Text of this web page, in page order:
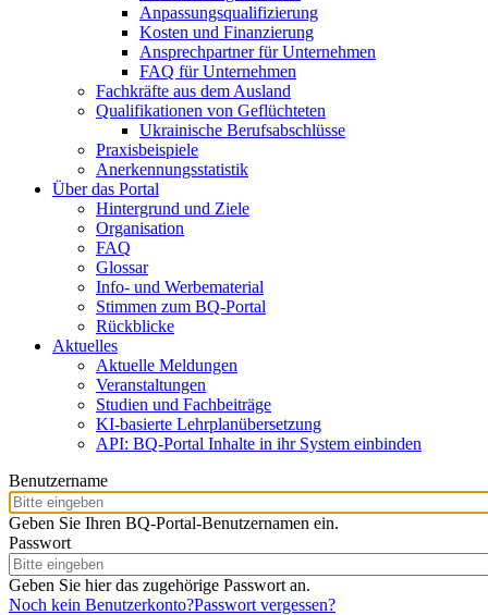
Anpassungsqualifizierung
Kosten und Finanzierung
Ansprechpartner für Unternehmen
FAQ für Unternehmen
Fachkräfte aus dem Ausland
Qualifikationen von Geflüchteten
Ukrainische Berufsabschlüsse
Praxisbeispiele
Anerkennungsstatistik
Über das Portal
Hintergrund und Ziele
Organisation
FAQ
Glossar
Info- und Werbematerial
Stimmen zum BQ-Portal
Rückblicke
Aktuelles
Aktuelle Meldungen
Veranstaltungen
Studien und Fachbeiträge
KI-basierte Lehrplanübersetzung
API: BQ-Portal Inhalte in ihr System einbinden
Benutzername
Geben Sie Ihren BQ-Portal-Benutzernamen ein.
Passwort
Geben Sie hier das zugehörige Passwort an.
Noch kein Benutzerkonto?Passwort vergessen?